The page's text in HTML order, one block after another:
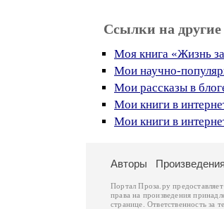
Ссылки на другие
Моя книга «Жизнь
Мои научно-
Мои рассказы в
Мои книги в
Мои книги в
Авторы Произведения
Портал Проза.ру
права на произведения
странице. Ответственность за